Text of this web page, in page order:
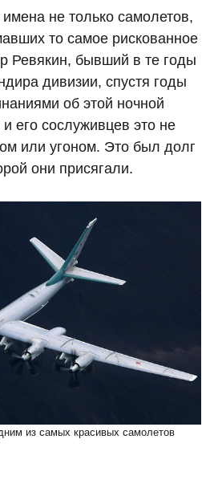
не только самолетов,
то самое рискованное
Ревякин, бывший в те годы
дивизии, спустя годы
об этой ночной
его сослуживцев это не
или угоном. Это был долг
они присягали.
из самых красивых самолетов